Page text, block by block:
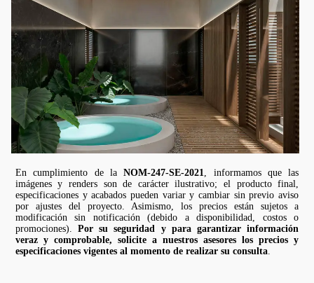
En cumplimiento de laNOM-247-SE-2021
, informamos que las
imágenes y renders son de carácter ilustrativo; el producto final,
especificaciones y acabados pueden variar y cambiar sin previo aviso
por ajustes del proyecto. Asimismo, los precios están sujetos a
modificación sin notificación (debido a disponibilidad, costos o
promociones).Por su seguridad y para garantizar información
veraz y comprobable, solicite a nuestros asesores los precios y
especificaciones vigentes al momento de realizar su consulta.